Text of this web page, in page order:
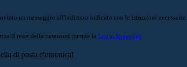
un messaggio all'indirizzo indicato con le istruzioni necessarie.
il reset della password tramite la Login Spaggiari
di posta elettronica!